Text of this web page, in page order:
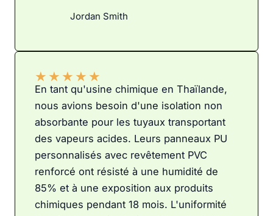
Jordan Smith
★ ★ ★ ★ ★
En tant qu'usine chimique en Thaïlande,
nous avions besoin d'une isolation non
absorbante pour les tuyaux transportant
des vapeurs acides. Leurs panneaux PU
personnalisés avec revêtement PVC
renforcé ont résisté à une humidité de
85% et à une exposition aux produits
chimiques pendant 18 mois. L'uniformité